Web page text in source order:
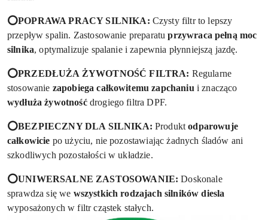
⭕POPRAWA PRACY SILNIKA: Czysty filtr to lepszy
przepływ spalin. Zastosowanie preparatuprzywraca pełną moc
silnika, optymalizuje spalanie i zapewnia płynniejszą jazdę.
⭕PRZEDŁUŻA ŻYWOTNOŚĆ FILTRA: Regularne
stosowanie zapobiega całkowitemu zapchaniu i znacząco
wydłuża żywotnośćdrogiego filtra DPF.
⭕BEZPIECZNY DLA SILNIKA: Produktodparowuje
całkowicie po użyciu, nie pozostawiając żadnych śladów ani
szkodliwych pozostałości w układzie.
⭕UNIWERSALNE ZASTOSOWANIE: Doskonale
sprawdza się we wszystkich rodzajach silników diesla
wyposażonych w filtr cząstek stałych.